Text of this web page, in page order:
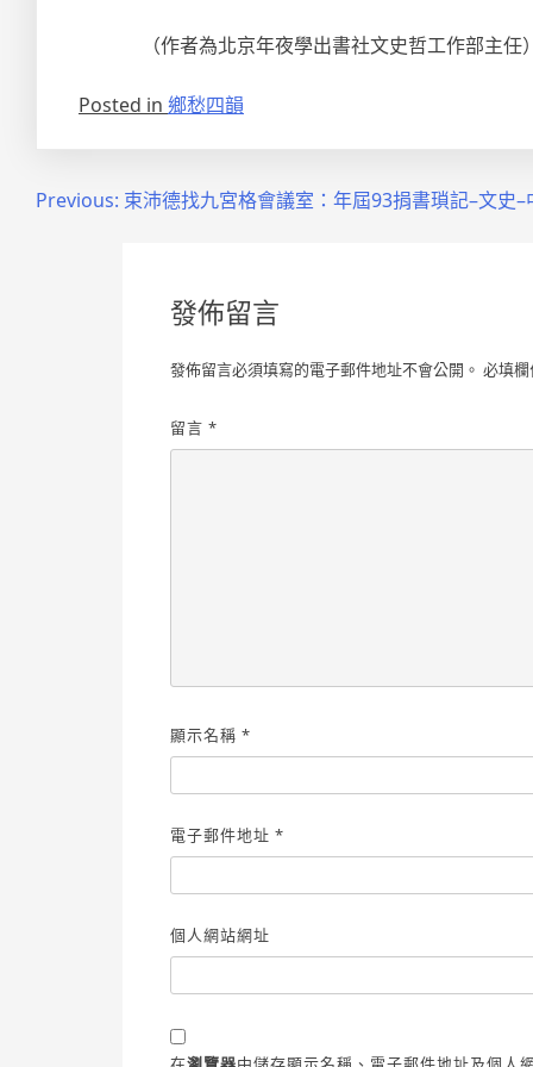
（作者為北京年夜學出書社文史哲工作部主任）
Posted in 鄉愁四韻
Previous: 束沛德找九宮格會議室：年屆93捐書瑣記–文史–
發佈留言
發佈留言必須填寫的電子郵件地址不會公開。 必填
留言*
顯示名稱*
電子郵件地址*
個人網站網址